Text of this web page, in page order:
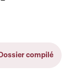
compilé